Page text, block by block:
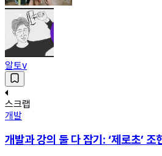
알토v
스크랩
개발
개발과 강의 둘 다 잡기: ‘제로초’